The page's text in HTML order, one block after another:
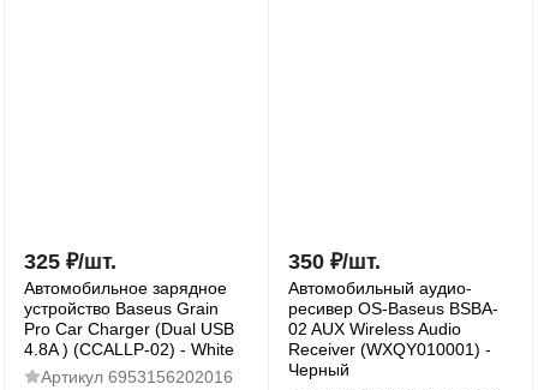
325 ₽/шт.
Автомобильное зарядное
устройство Baseus Grain
Pro Car Charger (Dual USB
4.8A ) (CCALLP-02) - White
Артикул 6953156202016
350 ₽/шт.
Автомобильный аудио-
ресивер OS-Baseus BSBA-
02 AUX Wireless Audio
Receiver (WXQY010001) -
Черный